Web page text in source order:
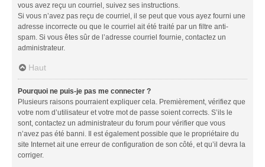
vous avez reçu un courriel, suivez ses instructions.
Si vous n’avez pas reçu de courriel, il se peut que vous ayez fourni une
adresse incorrecte ou que le courriel ait été traité par un filtre anti-
spam. Si vous êtes sûr de l’adresse courriel fournie, contactez un
administrateur.
Haut
Pourquoi ne puis-je pas me connecter ?
Plusieurs raisons pourraient expliquer cela. Premièrement, vérifiez que
votre nom d’utilisateur et votre mot de passe soient corrects. S’ils le
sont, contactez un administrateur du forum pour vérifier que vous
n’avez pas été banni. Il est également possible que le propriétaire du
site Internet ait une erreur de configuration de son côté, et qu’il devra la
corriger.